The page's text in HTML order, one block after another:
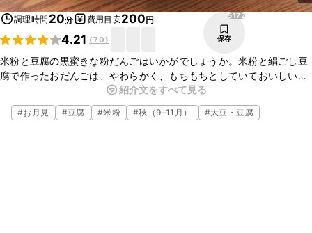
調理時間 20分 費用目安200円
4.21 (70)
5172
保存
米粉と豆腐の黒蜜きな粉だんごはいかがでしょうか。米粉と絹ごし豆
腐で作ったおだんごは、やわらかく、もちもちとしていておいしいで
すよ。お好みのトッピングでアレンジするのもおすすめです。ぜひお
試しくださいね。
紹介文をすべて見る
#お月見 #豆腐 #米粉 #秋（9–11月） #大豆・豆腐